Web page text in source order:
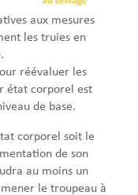
aux mesures
les truies en
réévaluer les
état corporel est
de base.
corporel soit le
de son
au moins un
le troupeau à